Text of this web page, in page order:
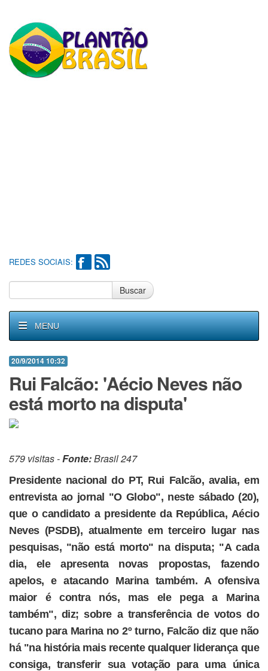
REDES SOCIAIS:
Buscar
MENU
20/9/2014 10:32
Rui Falcão: 'Aécio Neves não
está morto na disputa'
579 visitas -Fonte:Brasil 247
Presidente nacional do PT, Rui Falcão, avalia, em
entrevista ao jornal "O Globo", neste sábado (20),
que o candidato a presidente da República, Aécio
Neves (PSDB), atualmente em terceiro lugar nas
pesquisas, "não está morto" na disputa; "A cada
dia, ele apresenta novas propostas, fazendo
apelos, e atacando Marina também. A ofensiva
maior é contra nós, mas ele pega a Marina
também", diz; sobre a transferência de votos do
tucano para Marina no 2º turno, Falcão diz que não
há "na história mais recente qualquer liderança que
consiga, transferir sua votação para uma única